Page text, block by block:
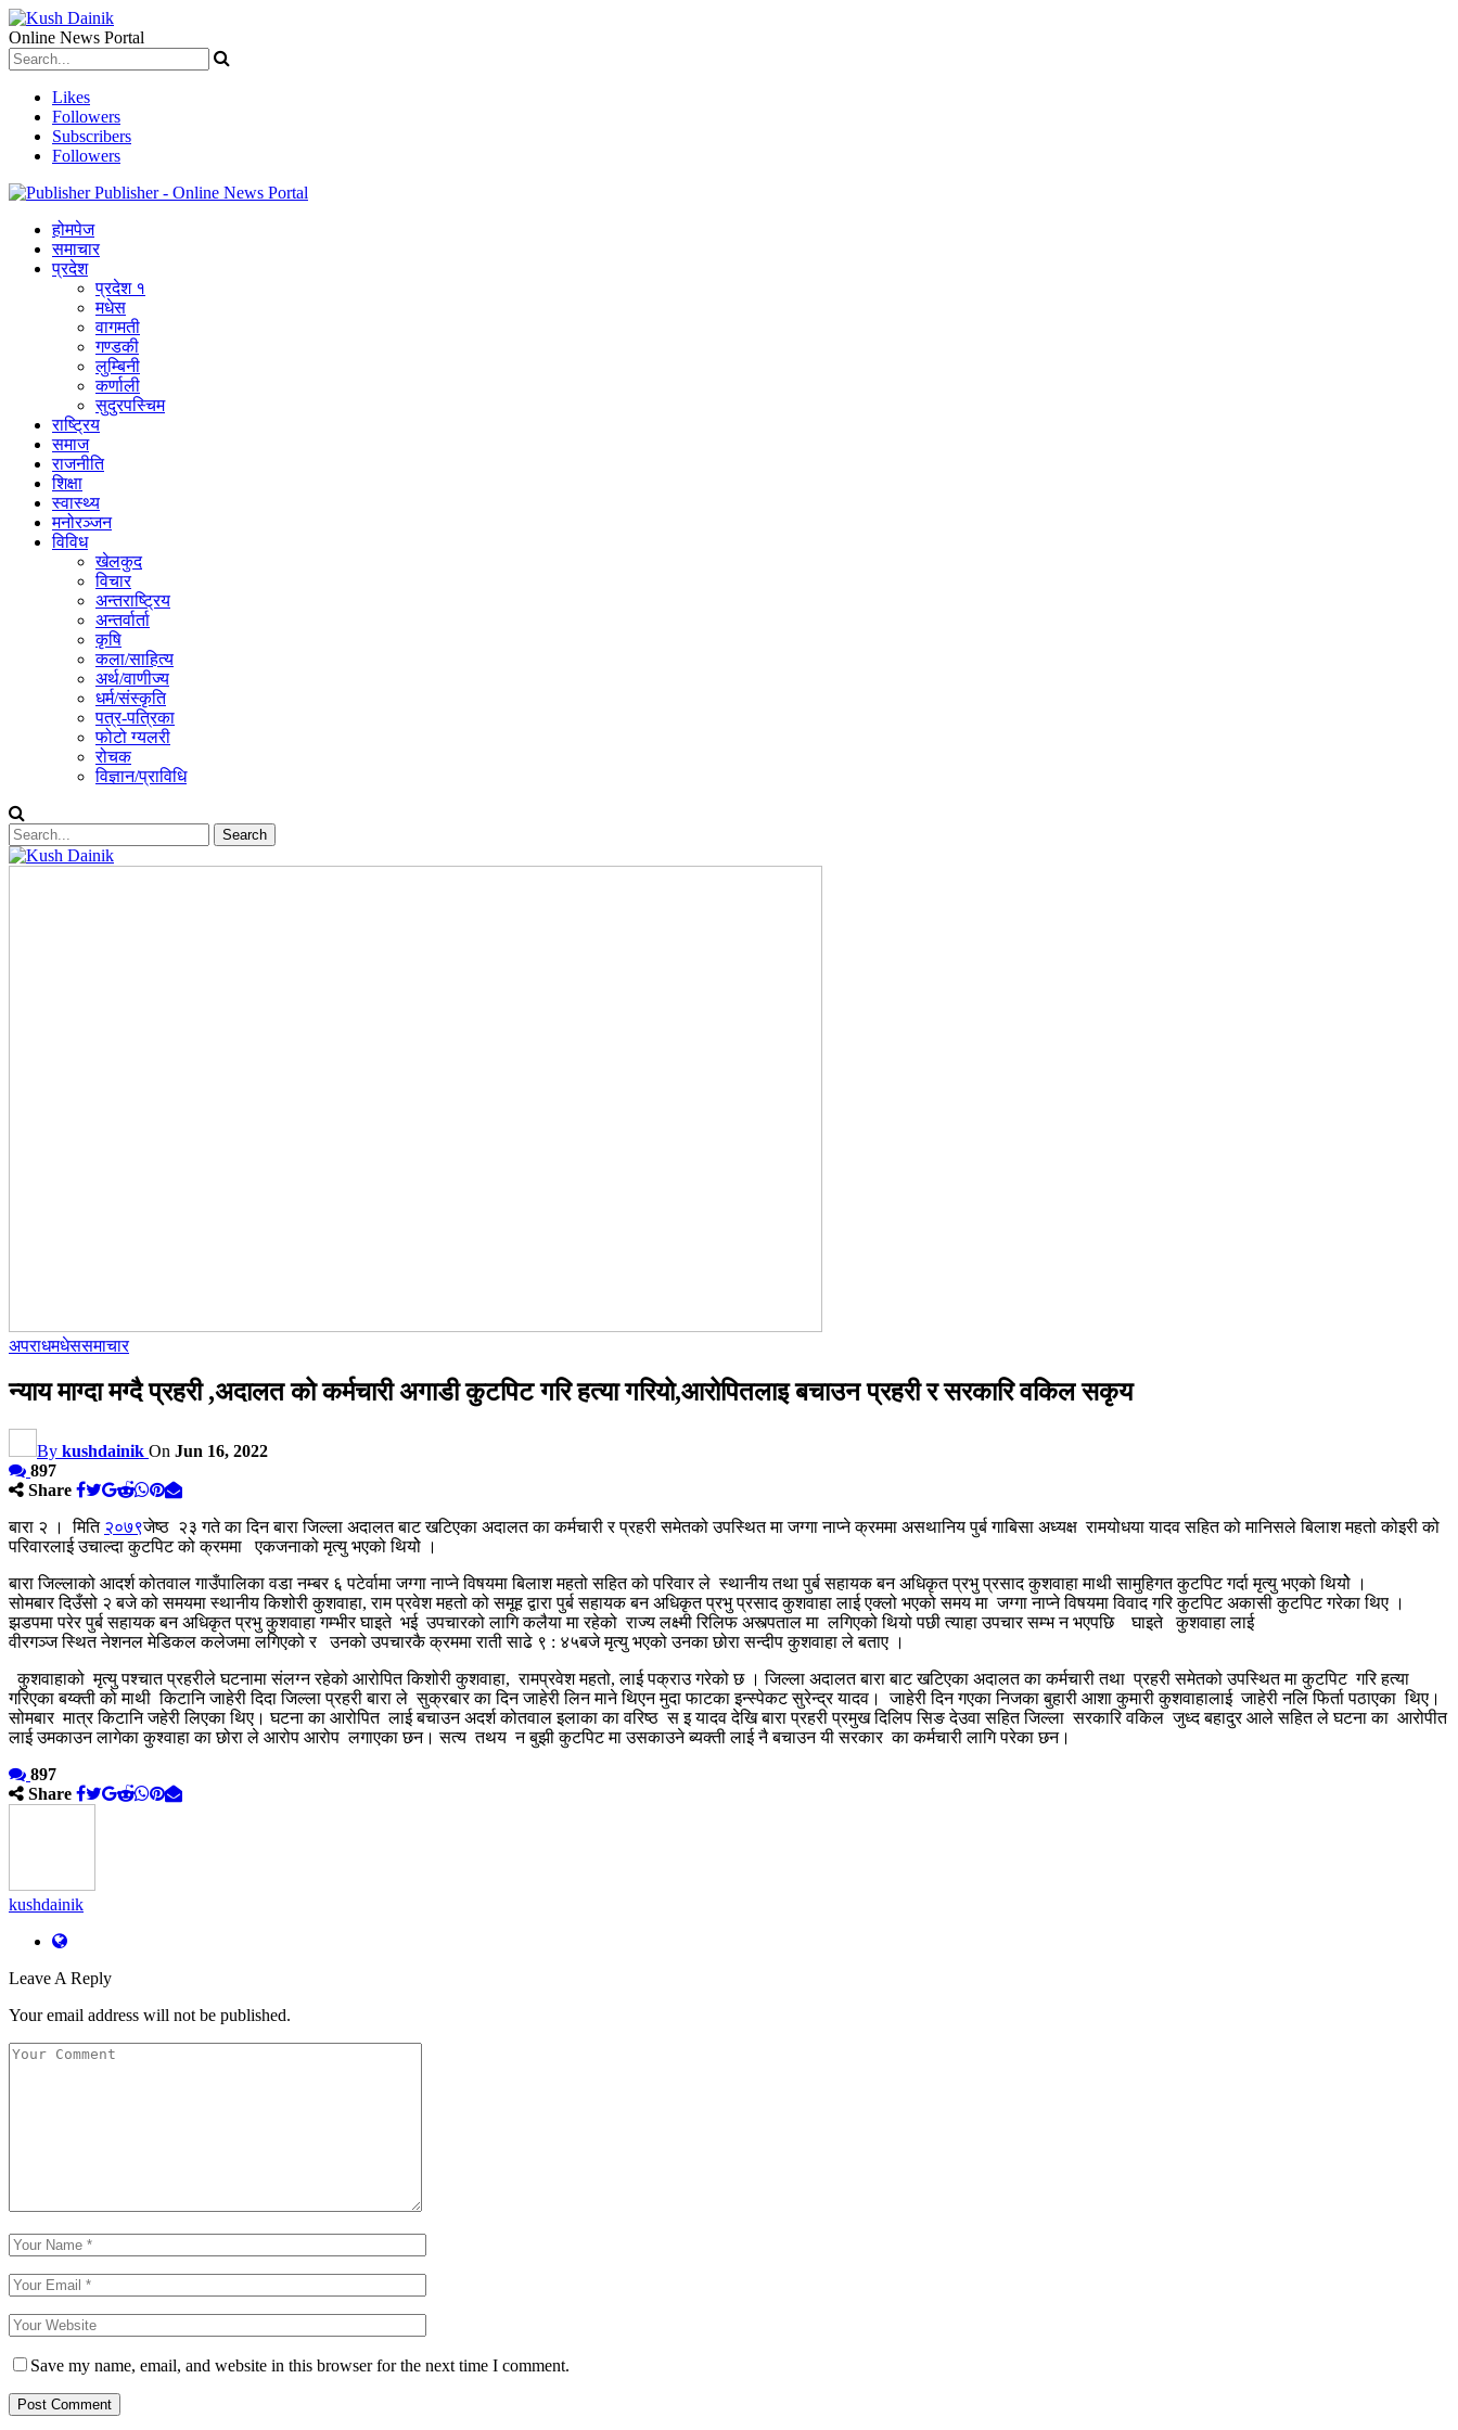
Online News Portal
Likes
Followers
Subscribers
Followers
Publisher - Online News Portal
होमपेज
समाचार
प्रदेश
प्रदेश १
मधेस
वागमती
गण्डकी
लुम्बिनी
कर्णाली
सुदुरपस्चिम
राष्ट्रिय
समाज
राजनीति
शिक्षा
स्वास्थ्य
मनोरञ्जन
विविध
खेलकुद
विचार
अन्तराष्ट्रिय
अन्तर्वार्ता
कृषि
कला/साहित्य
अर्थ/वाणीज्य
धर्म/संस्कृति
पत्र-पत्रिका
फोटो ग्यलरी
रोचक
विज्ञान/प्राविधि
अपराधमधेससमाचार
न्याय माग्दा मग्दै प्रहरी ,अदालत को कर्मचारी अगाडी कुटपिट गरि हत्या गरियो,आरोपितलाइ बचाउन प्रहरी र सरकारि वकिल सकृय
By kushdainik On Jun 16, 2022
897
Share
बारा २ । मिति २०७९जेष्ठ २३ गते का दिन बारा जिल्ला अदालत बाट खटिएका अदालत का कर्मचारी र प्रहरी समेतको उपस्थित मा जग्गा नाप्ने क्रममा असथानिय पुर्ब गाबिसा अध्यक्ष रामयोधया यादव सहित को मानिसले बिलाश महतो कोइरी को
परिवारलाई उचाल्दा कुटपिट को क्रममा एकजनाको मृत्यु भएको थियोे ।
बारा जिल्लाको आदर्श कोतवाल गाउँपालिका वडा नम्बर ६ पटेर्वामा जग्गा नाप्ने विषयमा बिलाश महतो सहित को परिवार ले स्थानीय तथा पुर्ब सहायक बन अधिकृत प्रभु प्रसाद कुशवाहा माथी सामुहिगत कुटपिट गर्दा मृत्यु भएको थियोे ।
सोमबार दिउँसो २ बजे को समयमा स्थानीय किशोरी कुशवाहा, राम प्रवेश महतो को समूह द्वारा पुर्ब सहायक बन अधिकृत प्रभु प्रसाद कुशवाहा लाई एक्लो भएको समय मा जग्गा नाप्ने विषयमा विवाद गरि कुटपिट अकासी कुटपिट गरेका थिए ।
झडपमा परेर पुर्ब सहायक बन अधिकृत प्रभु कुशवाहा गम्भीर घाइते भई उपचारको लागि कलैया मा रहेको राज्य लक्ष्मी रिलिफ अस्त्पताल मा लगिएको थियो पछी त्याहा उपचार सम्भ न भएपछि घाइते कुशवाहा लाई
वीरगञ्ज स्थित नेशनल मेडिकल कलेजमा लगिएको र उनको उपचारकै क्रममा राती साढे ९ : ४५बजे मृत्यु भएको उनका छोरा सन्दीप कुशवाहा ले बताए ।
कुशवाहाको मृत्यु पश्चात प्रहरीले घटनामा संलग्न रहेको आरोपित किशोरी कुशवाहा, रामप्रवेश महतो, लाई पक्राउ गरेको छ । जिल्ला अदालत बारा बाट खटिएका अदालत का कर्मचारी तथा प्रहरी समेतको उपस्थित मा कुटपिट गरि हत्या
गरिएका बय्क्ती को माथी किटानि जाहेरी दिदा जिल्ला प्रहरी बारा ले सुक्रबार का दिन जाहेरी लिन माने थिएन मुदा फाटका इन्स्पेकट सुरेन्द्र यादव। जाहेरी दिन गएका निजका बुहारी आशा कुमारी कुशवाहालाई जाहेरी नलि फिर्ता पठाएका थिए।
सोमबार मात्र किटानि जहेरी लिएका थिए। घटना का आरोपित लाई बचाउन अदर्श कोतवाल इलाका का वरिष्ठ स इ यादव देखि बारा प्रहरी प्रमुख दिलिप सिङ देउवा सहित जिल्ला सरकारि वकिल जुध्द बहादुर आले सहित ले घटना का आरोपीत
लाई उमकाउन लागेका कुश्वाहा का छोरा ले आरोप आरोप लगाएका छन। सत्य तथय न बुझी कुटपिट मा उसकाउने ब्यक्ती लाई नै बचाउन यी सरकार का कर्मचारी लागि परेका छन।
897
Share
kushdainik
Leave A Reply
Your email address will not be published.
Save my name, email, and website in this browser for the next time I comment.